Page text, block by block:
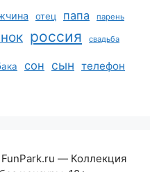
отец папа парень
россия свадьба
сон сын телефон
— Коллекция